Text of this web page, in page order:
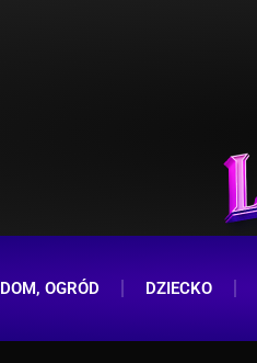
DOM, OGRÓD DZIECKO